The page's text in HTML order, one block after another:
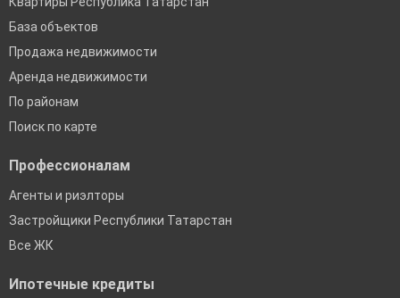
База объектов
Продажа недвижимости
Аренда недвижимости
По районам
Поиск по карте
Профессионалам
Агенты и риэлторы
Застройщики Республики Татарстан
Все ЖК
Ипотечные кредиты